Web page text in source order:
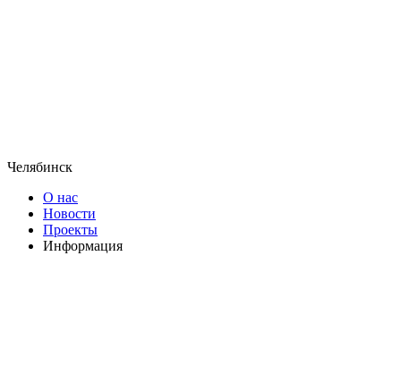
Челябинск
О нас
Новости
Проекты
Информация